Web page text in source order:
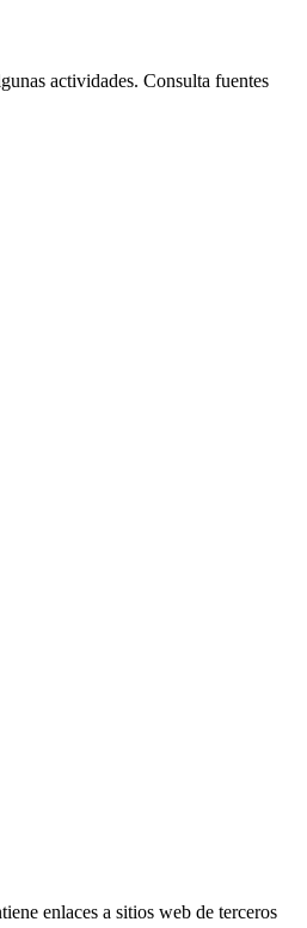
actividades. Consulta fuentes
enlaces a sitios web de terceros